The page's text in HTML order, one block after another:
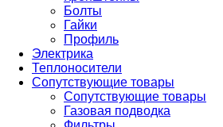
Болты
Гайки
Профиль
Электрика
Теплоносители
Сопутствующие товары
Сопутствующие товары
Газовая подводка